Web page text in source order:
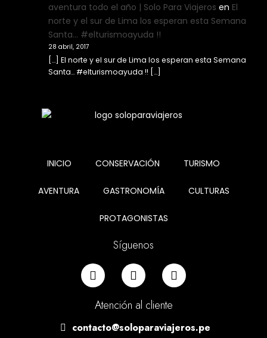
aventura todo el año | Solo Para Viajeros en El
norte y el sur de Lima los esperan esta Semana
Santa… #elturismoayuda !!
28 abril, 2017
[…] El norte y el sur de Lima los esperan esta Semana
Santa… #elturismoayuda !! […]
INICIO CONSERVACIÓN TURISMO
AVENTURA GASTRONOMÍA CULTURAS
PROTAGONISTAS
Síguenos
Atención al cliente
contacto@soloparaviajeros.pe